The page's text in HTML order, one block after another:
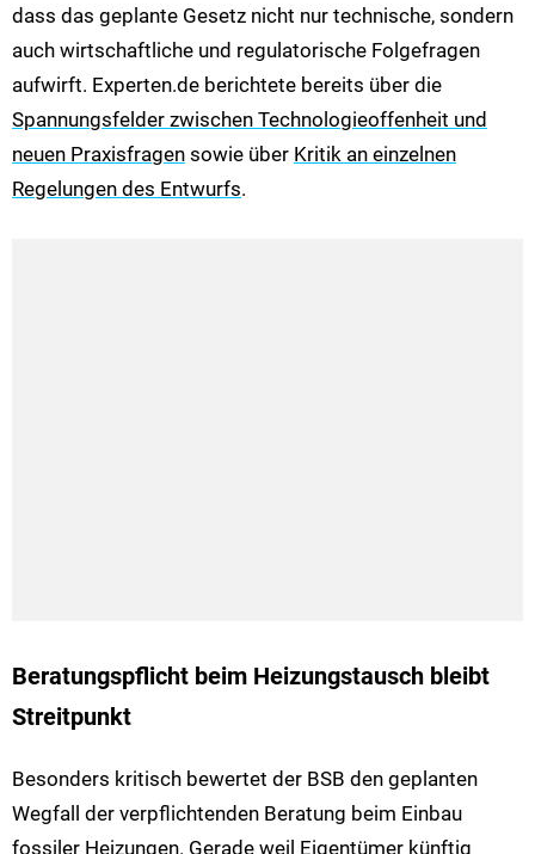
dass das geplante Gesetz nicht nur technische, sondern
auch wirtschaftliche und regulatorische Folgefragen
aufwirft. Experten.de berichtete bereits über die
Spannungsfelder zwischen Technologieoffenheit und
neuen Praxisfragen sowie über Kritik an einzelnen
Regelungen des Entwurfs.
Beratungspflicht beim Heizungstausch bleibt
Streitpunkt
Besonders kritisch bewertet der BSB den geplanten
Wegfall der verpflichtenden Beratung beim Einbau
fossiler Heizungen. Gerade weil Eigentümer künftig